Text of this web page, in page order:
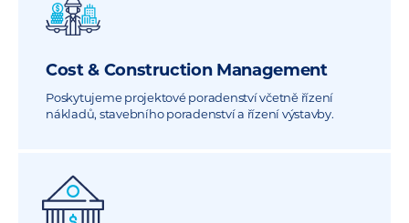
Cost & Construction Management
Poskytujeme projektové poradenství včetně řízení
nákladů, stavebního poradenství a řízení výstavby.